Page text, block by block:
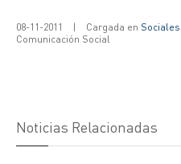
08-11-2011 | Cargada en Sociales
Comunicación Social
Noticias Relacionadas